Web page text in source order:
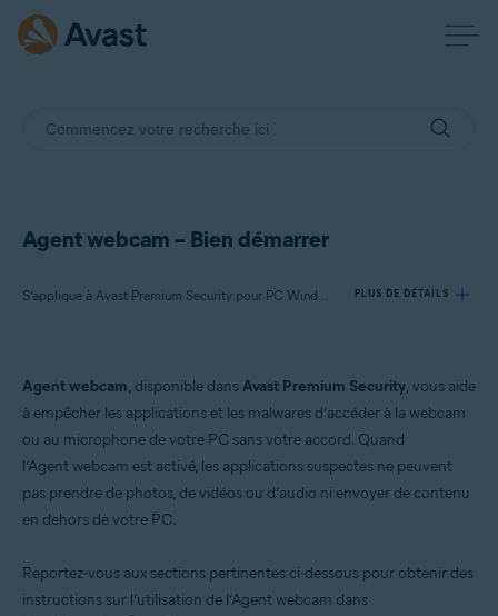
Agent webcam – Bien démarrer
S’applique à Avast Premium Security pour PC Windows PLUS DE DÉTAILS
Produits:
Avast Premium Security 23.x pour PC Windows
Microsoft Windows 11 Famille/Pro/Entreprise/Éducation
Microsoft Windows 8.1/Professionnel/Entreprise (32/64 bits)
Microsoft Windows 7 Édition Familiale Basique/Édition Familiale
avec mise à jour cumulative de commodité (32/64 bits)
Agent webcam, disponible dansAvast Premium Security, vous aide
à empêcher les applications et les malwares d’accéder à la webcam
ou au microphone de votre PC sans votre accord. Quand
l’Agent webcam est activé, les applications suspectes ne peuvent
pas prendre de photos, de vidéos ou d’audio ni envoyer de contenu
en dehors de votre PC.
Reportez-vous aux sections pertinentes ci-dessous pour obtenir des
instructions sur l’utilisation de l’Agent webcam dans